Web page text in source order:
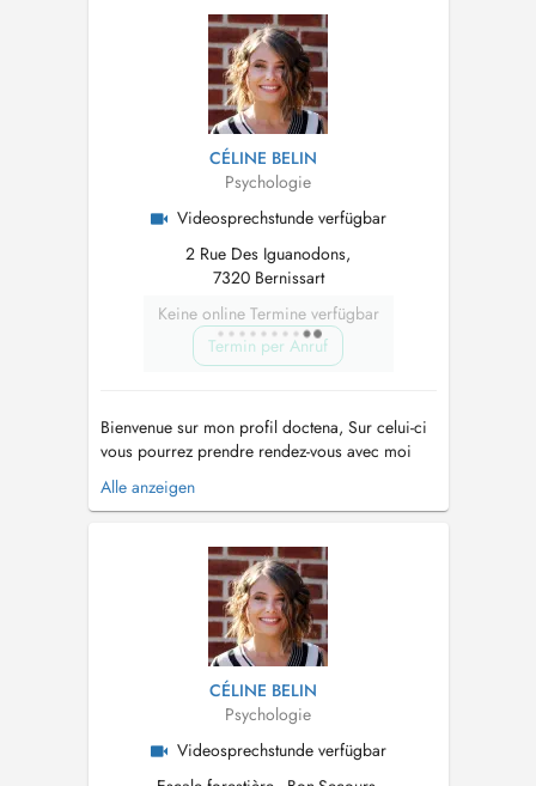
chemin de votre mieux-être et avancer vers ce
qui est important pour vous dans cette...
CÉLINE BELIN
Psychologie
Videosprechstunde verfügbar
2 Rue Des Iguanodons,
7320 Bernissart
Keine online Termine verfügbar
Termin per Anruf
Bienvenue sur mon profil doctena, Sur celui-ci
vous pourrez prendre rendez-vous avec moi
pour une séance en cabinet, en extérieur
(walking therapy) ou en visio-conférence. Ma
chemin de votre mieux-être et avancer vers ce
qui est important pour vous dans cette...
Alle anzeigen
CÉLINE BELIN
Psychologie
Videosprechstunde verfügbar